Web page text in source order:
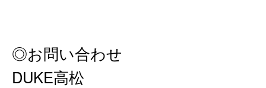
◎お問い合わせ
DUKE高松